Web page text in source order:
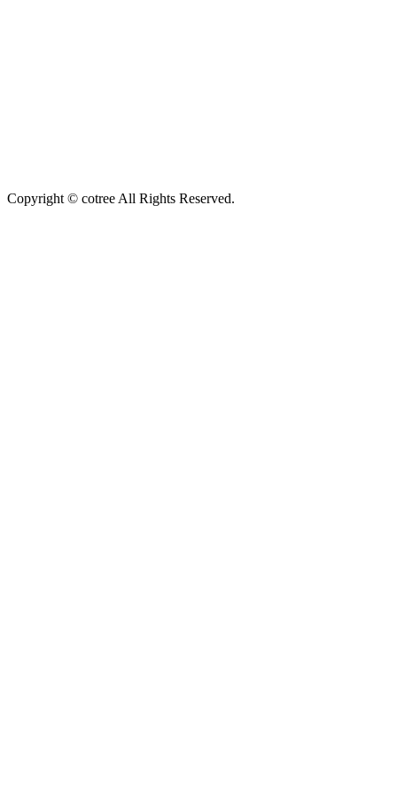
Copyright © cotree All Rights Reserved.